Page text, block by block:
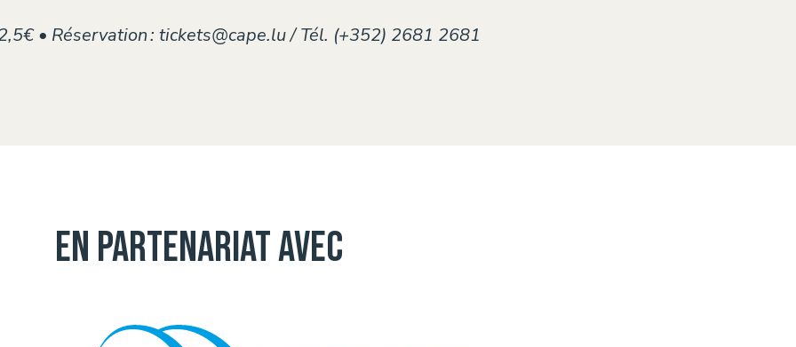
• Réservation : tickets@cape.lu / Tél. (+352) 2681 2681
En partenariat avec